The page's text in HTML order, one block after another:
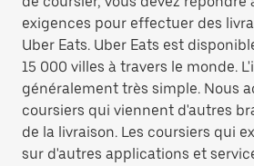
exigences pour effectuer des
Uber Eats. Uber Eats est
15 000 villes à travers le monde.
généralement très simple. Nous
coursiers qui viennent d'autres
de la livraison. Les coursiers qui
sur d'autres applications et